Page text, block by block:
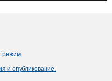
режим.
и опубликование.